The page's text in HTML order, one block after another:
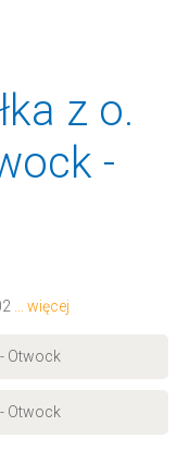
z o.
-
... więcej
Otwock
Otwock